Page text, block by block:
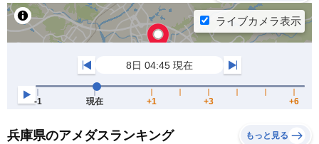
兵庫県のアメダスランキング もっと見る